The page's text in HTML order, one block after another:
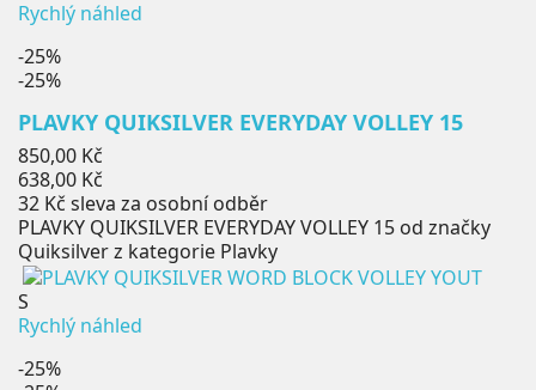
Rychlý náhled
-25%
-25%
PLAVKY QUIKSILVER EVERYDAY VOLLEY 15
Běžná
cena
850,00 Kč
Cena
638,00 Kč
32 Kč sleva za osobní odběr
PLAVKY QUIKSILVER EVERYDAY VOLLEY 15 od značky
Quiksilver z kategorie Plavky
S
Rychlý náhled
-25%